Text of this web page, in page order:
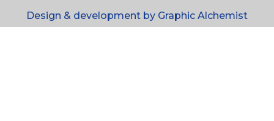
Design & development by Graphic Alchemist